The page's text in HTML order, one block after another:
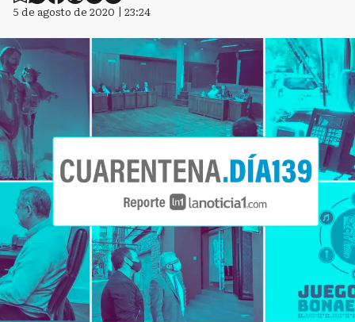
5 de agosto de 2020 | 23:24